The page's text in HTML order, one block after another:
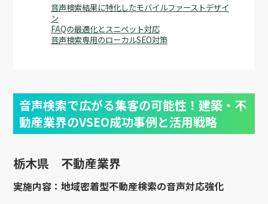
音声検索結果に特化したモバイルファーストデザイ
ン
FAQの最適化とスニペット対応
音声検索専用のローカルSEO対策
音声検索で広がる集客の可能性！建築・不
動産業界のVSEO成功事例と活用戦略
栃木県 不動産業界
実施内容：地域密着型不動産検索の音声対応強化